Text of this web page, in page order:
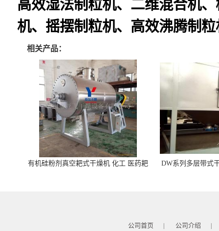
高效湿法制粒机、二维混合机
机、摇摆制粒机、高效沸腾制
相关产品：
有机硅粉剂真空耙式干燥机 化工 医药耙
DW系列多层带式
公司首页 | 公司介绍 |